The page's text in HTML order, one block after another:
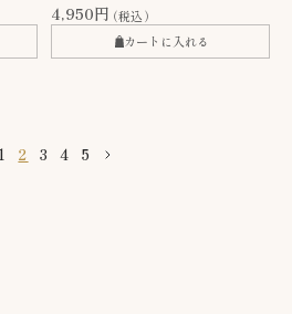
4,950円（税込）
カートに入れる
1 2 3 4 5